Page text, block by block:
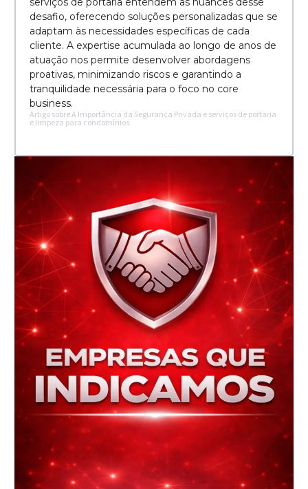
desafio, oferecendo soluções personalizadas que se
adaptam às necessidades específicas de cada
cliente. A expertise acumulada ao longo de anos de
atuação nos permite desenvolver abordagens
proativas, minimizando riscos e garantindo a
tranquilidade necessária para o foco no core
business.
Artigo sobre A Importância da Segurança Privada e serviços de portaria
e limpeza para condomínios